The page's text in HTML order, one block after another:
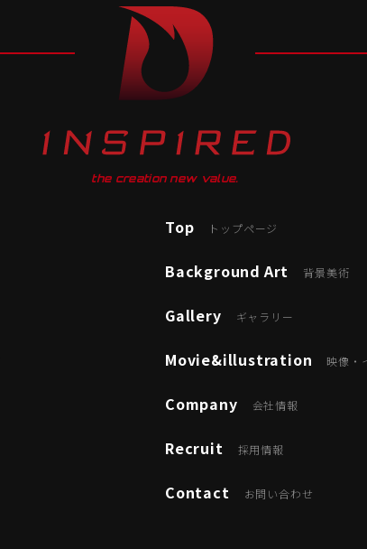
the creation new value.
Top トップページ
Background Art 背景美術
Gallery ギャラリー
Movie&illustration 映像・
Company 会社情報
Recruit 採用情報
Contact お問い合わせ